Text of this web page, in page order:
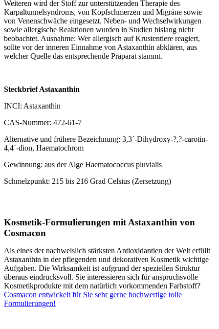
Weiteren wird der Stoff zur unterstützenden Therapie des
Karpaltunnelsyndroms, von Kopfschmerzen und Migräne sowie
von Venenschwäche eingesetzt. Neben- und Wechselwirkungen
sowie allergische Reaktionen wurden in Studien bislang nicht
beobachtet. Ausnahme: Wer allergisch auf Krustentiere reagiert,
sollte vor der inneren Einnahme von Astaxanthin abklären, aus
welcher Quelle das entsprechende Präparat stammt.
Steckbrief Astaxanthin
INCI: Astaxanthin
CAS-Nummer: 472-61-7
Alternative und frühere Bezeichnung: 3,3´-Dihydroxy-?,?-carotin-
4,4´-dion, Haematochrom
Gewinnung: aus der Alge Haematococcus pluvialis
Schmelzpunkt: 215 bis 216 Grad Celsius (Zersetzung)
Kosmetik-Formulierungen mit Astaxanthin von
Cosmacon
Als eines der nachweislich stärksten Antioxidantien der Welt erfüllt
Astaxanthin in der pflegenden und dekorativen Kosmetik wichtige
Aufgaben. Die Wirksamkeit ist aufgrund der speziellen Struktur
überaus eindrucksvoll. Sie interessieren sich für anspruchsvolle
Kosmetikprodukte mit dem natürlich vorkommenden Farbstoff?
Cosmacon entwickelt für Sie sehr gerne hochwertige tolle
Formulierungen!